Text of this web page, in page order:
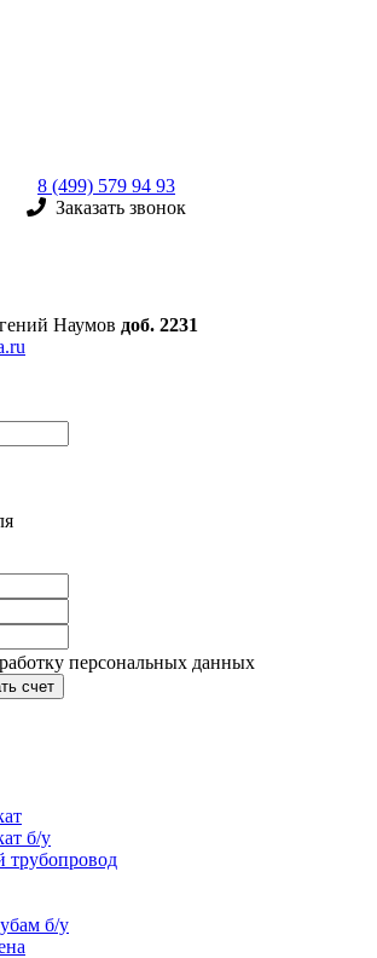
8 (499) 579 94 93
Заказать звонок
Наумов доб. 2231
персональных данных
Создать счет
б/у
трубопровод
б/у